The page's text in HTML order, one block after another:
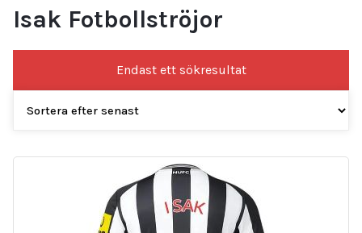
Isak Fotbollströjor
Endast ett sökresultat